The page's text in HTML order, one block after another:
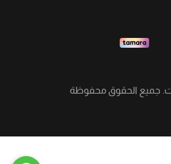
جميع الحقوق محفوظة